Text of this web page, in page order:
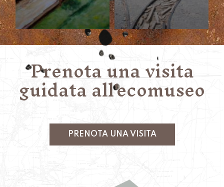
Prenota una visita
guidata all'ecomuseo
PRENOTA UNA VISITA